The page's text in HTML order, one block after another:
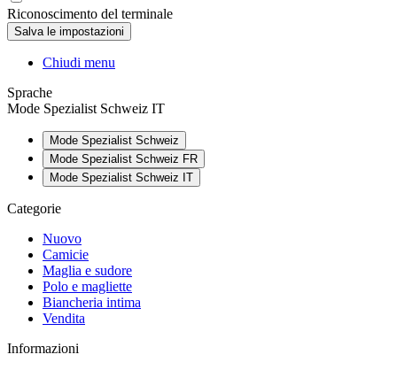
Riconoscimento del terminale
Chiudi menu
Sprache
Mode Spezialist Schweiz IT
Mode Spezialist Schweiz
Mode Spezialist Schweiz FR
Mode Spezialist Schweiz IT
Categorie
Nuovo
Camicie
Maglia e sudore
Polo e magliette
Biancheria intima
Vendita
Informazioni